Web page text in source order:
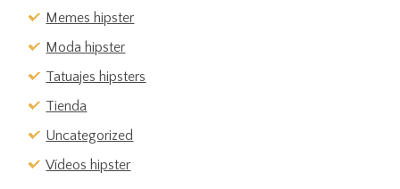
Memes hipster
Moda hipster
Tatuajes hipsters
Tienda
Uncategorized
Vídeos hipster